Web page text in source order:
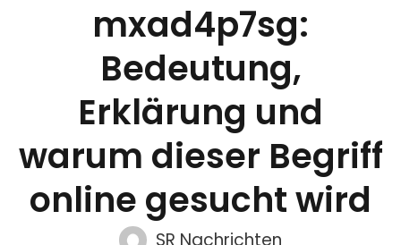
mxad4p7sg:
Bedeutung,
Erklärung und
warum dieser Begriff
online gesucht wird
SR Nachrichten